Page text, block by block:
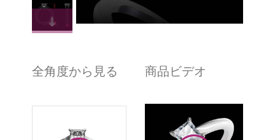
全角度から見る 商品ビデオ